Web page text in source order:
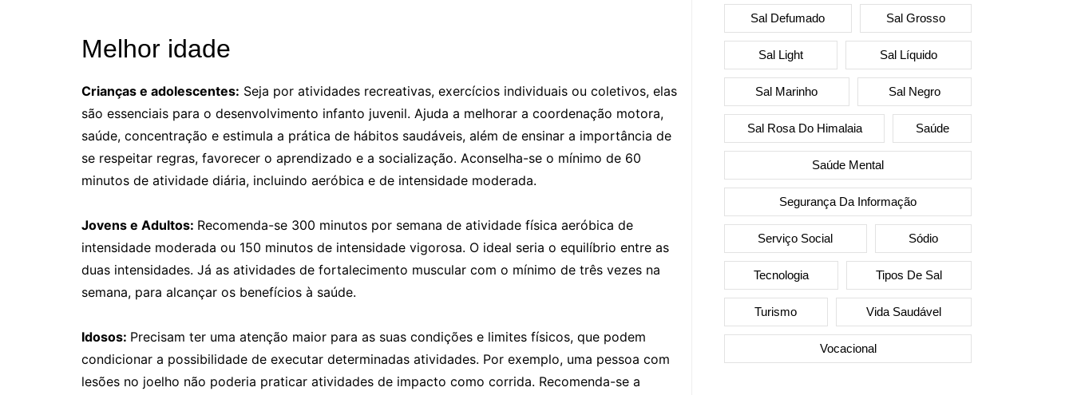
Melhor idade
Crianças e adolescentes: Seja por atividades recreativas, exercícios individuais ou coletivos, elas
são essenciais para o desenvolvimento infanto juvenil. Ajuda a melhorar a coordenação motora,
saúde, concentração e estimula a prática de hábitos saudáveis, além de ensinar a importância de
se respeitar regras, favorecer o aprendizado e a socialização. Aconselha-se o mínimo de 60
minutos de atividade diária, incluindo aeróbica e de intensidade moderada.
Jovens e Adultos: Recomenda-se 300 minutos por semana de atividade física aeróbica de
intensidade moderada ou 150 minutos de intensidade vigorosa. O ideal seria o equilíbrio entre as
duas intensidades. Já as atividades de fortalecimento muscular com o mínimo de três vezes na
semana, para alcançar os benefícios à saúde.
Idosos: Precisam ter uma atenção maior para as suas condições e limites físicos, que podem
condicionar a possibilidade de executar determinadas atividades. Por exemplo, uma pessoa com
lesões no joelho não poderia praticar atividades de impacto como corrida. Recomenda-se a
Sal Defumado Sal Grosso
Sal Light Sal Líquido
Sal Marinho Sal Negro
Sal Rosa Do Himalaia Saúde
Saúde Mental
Segurança Da Informação
Serviço Social Sódio
Tecnologia Tipos De Sal
Turismo Vida Saudável
Vocacional